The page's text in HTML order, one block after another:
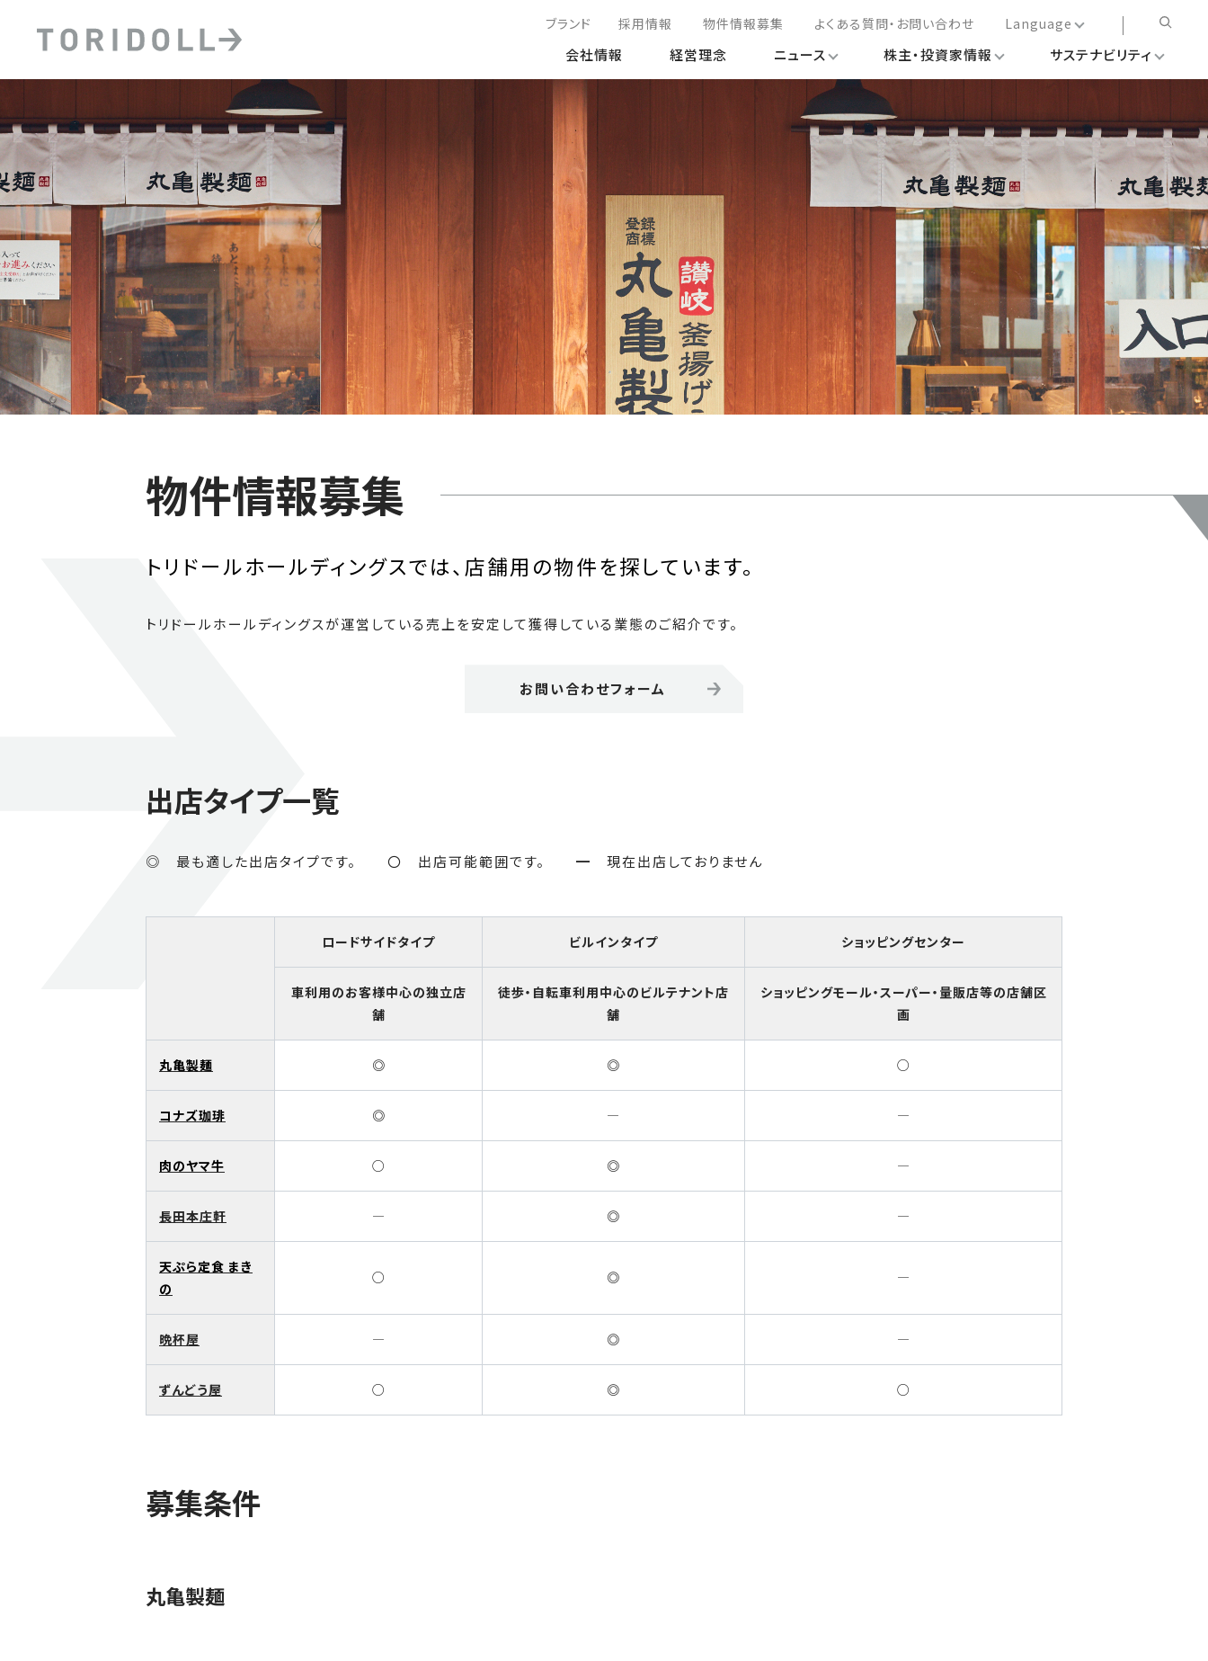
ブランド 採用情報 物件情報募集 よくある質問・お問い合わせ
Language
日本語
English
简体中文
繁体中文
会社情報 経営理念 ニュース 株主・投資家情報 サステナビリティ
物件情報募集
トリドールホールディングスでは、店舗用の物件を探しています。
トリドールホールディングスが運営している売上を安定して獲得している業態のご紹介です。
お問い合わせフォーム
出店タイプ一覧
◎ 最も適した出店タイプです。 〇 出店可能範囲です。 ━ 現在出店しておりません
ロードサイドタイプ ビルインタイプ ショッピングセンター
車利用のお客様中心の独立店
舗
徒歩・自転車利用中心のビルテナント店
舗
ショッピングモール・スーパー・量販店等の店舗区
画
丸亀製麺 ◎ ◎ ○
コナズ珈琲 ◎ ― ―
肉のヤマ牛 ○ ◎ ―
長田本庄軒 ― ◎ ―
天ぷら定食 まき
の
○ ◎ ―
晩杯屋 ― ◎ ―
ずんどう屋 ○ ◎ ○
募集条件
丸亀製麺